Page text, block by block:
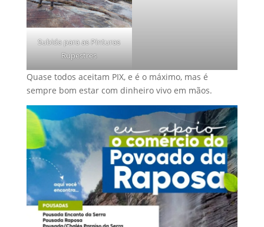
Subida para as Pinturas
Rupestres
Quase todos aceitam PIX, e é o máximo, mas é
sempre bom estar com dinheiro vivo em mãos.